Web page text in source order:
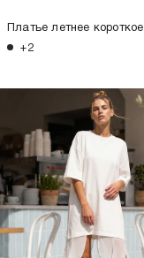
Платье летнее короткое
+2